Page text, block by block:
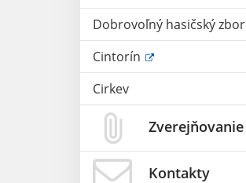
Dobrovoľný hasičský zbor
Cintorín
Cirkev
Zverejňovanie
Kontakty